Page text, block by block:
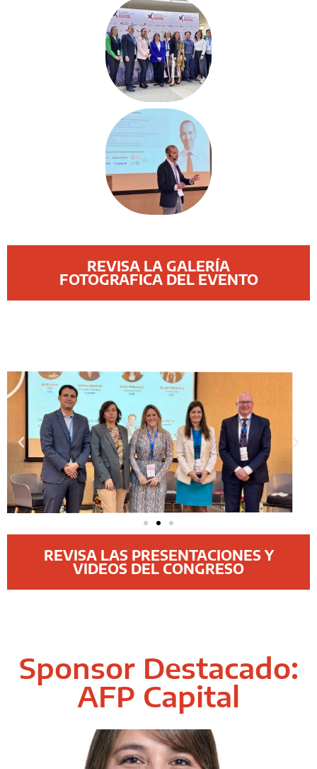
REVISA LA GALERÍA
FOTOGRAFICA DEL EVENTO
REVISA LAS PRESENTACIONES Y
VIDEOS DEL CONGRESO
Sponsor Destacado:
AFP Capital